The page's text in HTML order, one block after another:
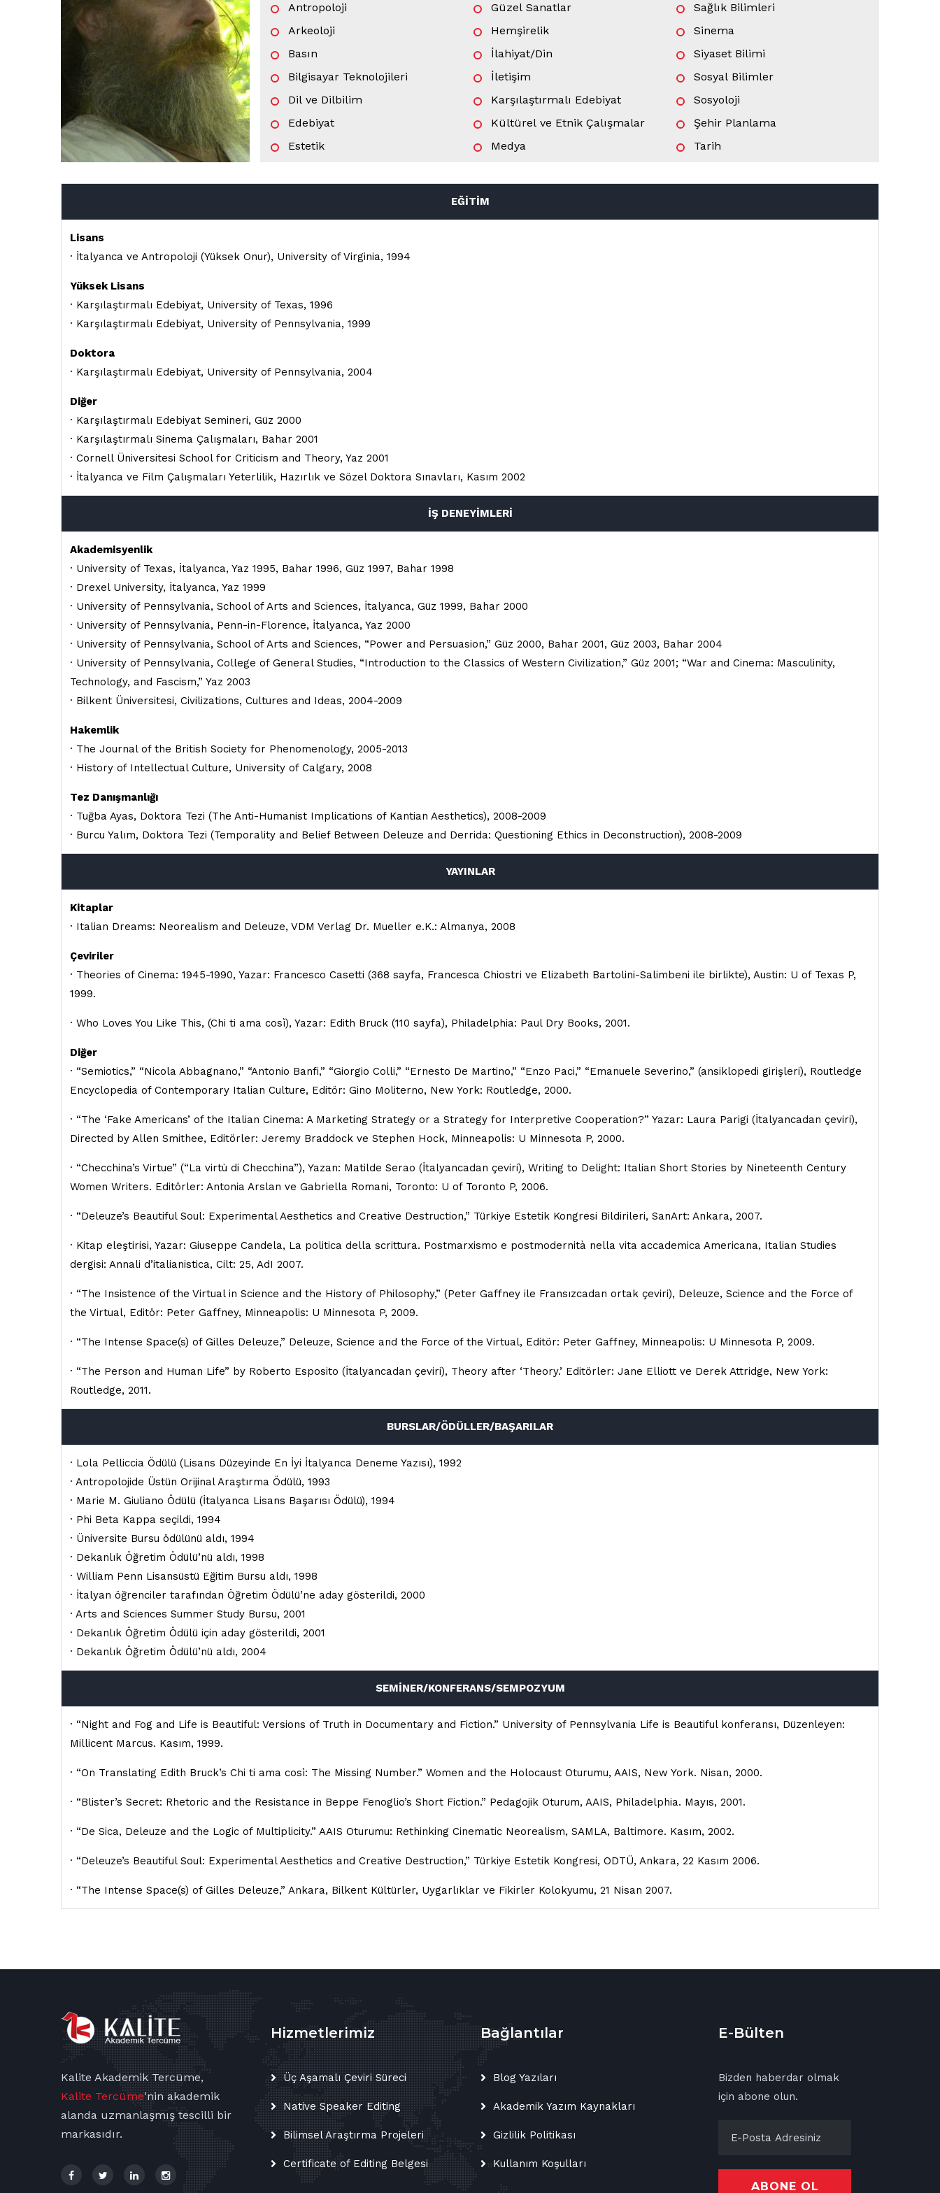
Antropoloji
Arkeoloji
Basın
Bilgisayar Teknolojileri
Dil ve Dilbilim
Edebiyat
Estetik
Genel Eğitim
Güzel Sanatlar
Hemşirelik
İlahiyat/Din
İletişim
Karşılaştırmalı Edebiyat
Kültürel ve Etnik Çalışmalar
Medya
Sağlık Bilimleri
Sinema
Siyaset Bilimi
Sosyal Bilimler
Sosyoloji
Şehir Planlama
Tarih
EĞİTİM
Lisans
· İtalyanca ve Antropoloji (Yüksek Onur), University of Virginia, 1994
Yüksek Lisans
· Karşılaştırmalı Edebiyat, University of Texas, 1996
· Karşılaştırmalı Edebiyat, University of Pennsylvania, 1999
Doktora
· Karşılaştırmalı Edebiyat, University of Pennsylvania, 2004
Diğer
· Karşılaştırmalı Edebiyat Semineri, Güz 2000
· Karşılaştırmalı Sinema Çalışmaları, Bahar 2001
· Cornell Üniversitesi School for Criticism and Theory, Yaz 2001
· İtalyanca ve Film Çalışmaları Yeterlilik, Hazırlık ve Sözel Doktora Sınavları, Kasım 2002
İŞ DENEYİMLERİ
Akademisyenlik
· University of Texas, İtalyanca, Yaz 1995, Bahar 1996, Güz 1997, Bahar 1998
· Drexel University, İtalyanca, Yaz 1999
· University of Pennsylvania, School of Arts and Sciences, İtalyanca, Güz 1999, Bahar 2000
· University of Pennsylvania, Penn-in-Florence, İtalyanca, Yaz 2000
· University of Pennsylvania, School of Arts and Sciences, “Power and Persuasion,” Güz 2000, Bahar 2001, Güz 2003, Bahar 2004
· University of Pennsylvania, College of General Studies, “Introduction to the Classics of Western Civilization,” Güz 2001; “War and Cinema: Masculinity,
Technology, and Fascism,” Yaz 2003
· Bilkent Üniversitesi, Civilizations, Cultures and Ideas, 2004-2009
Hakemlik
· The Journal of the British Society for Phenomenology, 2005-2013
· History of Intellectual Culture, University of Calgary, 2008
Tez Danışmanlığı
· Tuğba Ayas, Doktora Tezi (The Anti-Humanist Implications of Kantian Aesthetics), 2008-2009
· Burcu Yalım, Doktora Tezi (Temporality and Belief Between Deleuze and Derrida: Questioning Ethics in Deconstruction), 2008-2009
YAYINLAR
Kitaplar
· Italian Dreams: Neorealism and Deleuze, VDM Verlag Dr. Mueller e.K.: Almanya, 2008
Çeviriler
· Theories of Cinema: 1945-1990, Yazar: Francesco Casetti (368 sayfa, Francesca Chiostri ve Elizabeth Bartolini-Salimbeni ile birlikte), Austin: U of Texas P,
1999.
· Who Loves You Like This, (Chi ti ama così), Yazar: Edith Bruck (110 sayfa), Philadelphia: Paul Dry Books, 2001.
Diğer
· “Semiotics,” “Nicola Abbagnano,” “Antonio Banfi,” “Giorgio Colli,” “Ernesto De Martino,” “Enzo Paci,” “Emanuele Severino,” (ansiklopedi girişleri), Routledge
Encyclopedia of Contemporary Italian Culture, Editör: Gino Moliterno, New York: Routledge, 2000.
· “The ‘Fake Americans’ of the Italian Cinema: A Marketing Strategy or a Strategy for Interpretive Cooperation?” Yazar: Laura Parigi (İtalyancadan çeviri),
Directed by Allen Smithee, Editörler: Jeremy Braddock ve Stephen Hock, Minneapolis: U Minnesota P, 2000.
· “Checchina’s Virtue” (“La virtù di Checchina”), Yazan: Matilde Serao (İtalyancadan çeviri), Writing to Delight: Italian Short Stories by Nineteenth Century
Women Writers. Editörler: Antonia Arslan ve Gabriella Romani, Toronto: U of Toronto P, 2006.
· “Deleuze’s Beautiful Soul: Experimental Aesthetics and Creative Destruction,” Türkiye Estetik Kongresi Bildirileri, SanArt: Ankara, 2007.
· Kitap eleştirisi, Yazar: Giuseppe Candela, La politica della scrittura. Postmarxismo e postmodernità nella vita accademica Americana, Italian Studies
dergisi: Annali d’italianistica, Cilt: 25, AdI 2007.
· “The Insistence of the Virtual in Science and the History of Philosophy,” (Peter Gaffney ile Fransızcadan ortak çeviri), Deleuze, Science and the Force of
the Virtual, Editör: Peter Gaffney, Minneapolis: U Minnesota P, 2009.
· “The Intense Space(s) of Gilles Deleuze,” Deleuze, Science and the Force of the Virtual, Editör: Peter Gaffney, Minneapolis: U Minnesota P, 2009.
· “The Person and Human Life” by Roberto Esposito (İtalyancadan çeviri), Theory after ‘Theory.’ Editörler: Jane Elliott ve Derek Attridge, New York:
Routledge, 2011.
BURSLAR/ÖDÜLLER/BAŞARILAR
· Lola Pelliccia Ödülü (Lisans Düzeyinde En İyi İtalyanca Deneme Yazısı), 1992
· Antropolojide Üstün Orijinal Araştırma Ödülü, 1993
· Marie M. Giuliano Ödülü (İtalyanca Lisans Başarısı Ödülü), 1994
· Phi Beta Kappa seçildi, 1994
· Üniversite Bursu ödülünü aldı, 1994
· Dekanlık Öğretim Ödülü’nü aldı, 1998
· William Penn Lisansüstü Eğitim Bursu aldı, 1998
· İtalyan öğrenciler tarafından Öğretim Ödülü’ne aday gösterildi, 2000
· Arts and Sciences Summer Study Bursu, 2001
· Dekanlık Öğretim Ödülü için aday gösterildi, 2001
· Dekanlık Öğretim Ödülü’nü aldı, 2004
SEMİNER/KONFERANS/SEMPOZYUM
· “Night and Fog and Life is Beautiful: Versions of Truth in Documentary and Fiction.” University of Pennsylvania Life is Beautiful konferansı, Düzenleyen:
Millicent Marcus. Kasım, 1999.
· “On Translating Edith Bruck’s Chi ti ama così: The Missing Number.” Women and the Holocaust Oturumu, AAIS, New York. Nisan, 2000.
· “Blister’s Secret: Rhetoric and the Resistance in Beppe Fenoglio’s Short Fiction.” Pedagojik Oturum, AAIS, Philadelphia. Mayıs, 2001.
· “De Sica, Deleuze and the Logic of Multiplicity.” AAIS Oturumu: Rethinking Cinematic Neorealism, SAMLA, Baltimore. Kasım, 2002.
· “Deleuze’s Beautiful Soul: Experimental Aesthetics and Creative Destruction,” Türkiye Estetik Kongresi, ODTÜ, Ankara, 22 Kasım 2006.
· “The Intense Space(s) of Gilles Deleuze,” Ankara, Bilkent Kültürler, Uygarlıklar ve Fikirler Kolokyumu, 21 Nisan 2007.
Kalite Akademik Tercüme,
Kalite Tercüme'ninakademik
alanda uzmanlaşmış tescilli bir
markasıdır.
Hizmetlerimiz
Üç Aşamalı Çeviri Süreci
Native Speaker Editing
Bilimsel Araştırma Projeleri
Certificate of Editing Belgesi
Bağlantılar
Blog Yazıları
Akademik Yazım Kaynakları
Gizlilik Politikası
Kullanım Koşulları
E-Bülten
Bizden haberdar olmak
için abone olun.
ABONE OL